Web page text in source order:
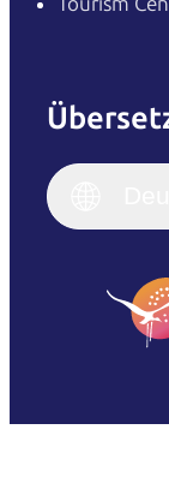
English
English